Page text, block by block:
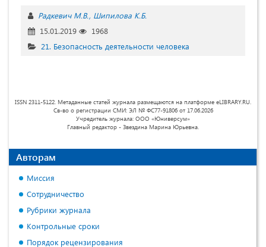
Радкевич М.В. Шипилова К.Б.
15.01.2019
1968
21. Безопасность деятельности человека
ISSN 2311-5122. Метаданные статей журнала размещаются на платформе eLIBRARY.RU.
Св-во о регистрации СМИ: ЭЛ № ФС77-91806 от 17.06.2026
Учредитель журнала: ООО «Юниверсум»
Главный редактор - Звездина Марина Юрьевна.
Авторам
Миссия
Сотрудничество
Рубрики журнала
Контрольные сроки
Порядок рецензирования